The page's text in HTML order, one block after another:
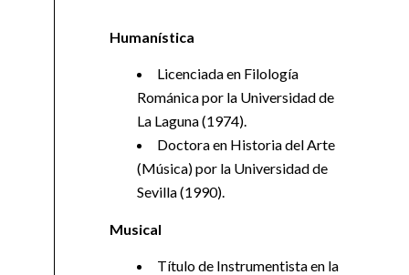
Humanística
Licenciada en Filología
Románica por la Universidad de
La Laguna (1974).
Doctora en Historia del Arte
(Música) por la Universidad de
Sevilla (1990).
Musical
Título de Instrumentista en la